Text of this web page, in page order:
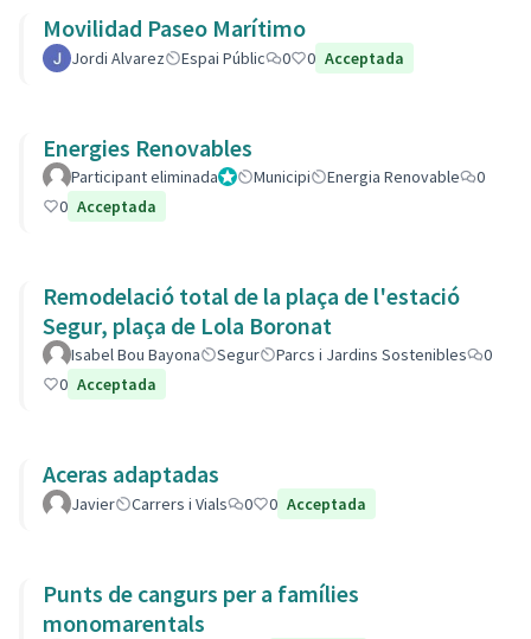
Movilidad Paseo Marítimo
Jordi Alvarez Espai Públic 0 0 Acceptada
Energies Renovables
Participant eliminadaAdministrador
Municipi Energia Renovable
0
0 Acceptada
Remodelació total de la plaça de l'estació
Segur, plaça de Lola Boronat
Isabel Bou Bayona Segur Parcs i Jardins Sostenibles
0
0 Acceptada
Aceras adaptadas
Javier Carrers i Vials 0 0 Acceptada
Punts de cangurs per a famílies
monomarentals